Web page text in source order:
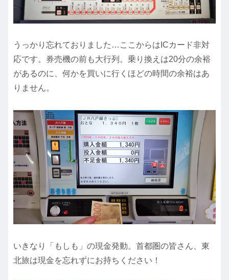
うっかり忘れておりました…ここからはICカード非対
応です。券売機の前も大行列。乗り換えは20分の余裕
があるのに、何かを買いに行くほどの時間の余裕はあ
りません。
いきなり「もしも」の現金発動。首都圏の皆さん、東
北旅は現金を忘れずにお持ちください！